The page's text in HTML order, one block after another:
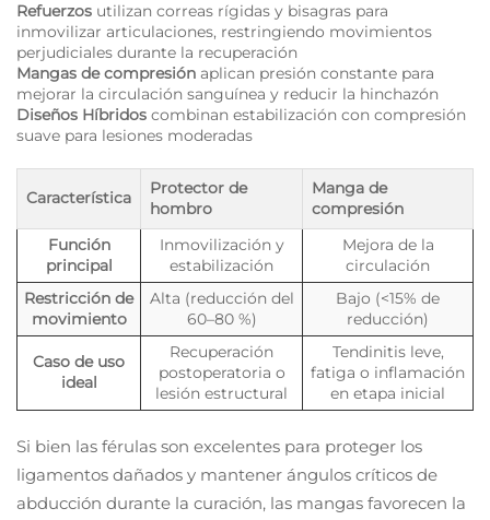
Refuerzos utilizan correas rígidas y bisagras para
inmovilizar articulaciones, restringiendo movimientos
perjudiciales durante la recuperación
Mangas de compresión aplican presión constante para
mejorar la circulación sanguínea y reducir la hinchazón
Diseños Híbridos combinan estabilización con compresión
suave para lesiones moderadas
Característica
Protector de
hombro
Manga de
compresión
Función
principal
Inmovilización y
estabilización
Mejora de la
circulación
Restricción de
movimiento
Alta (reducción del
60–80 %)
Bajo (<15% de
reducción)
Caso de uso
ideal
Recuperación
postoperatoria o
lesión estructural
Tendinitis leve,
fatiga o inflamación
en etapa inicial
Si bien las férulas son excelentes para proteger los
ligamentos dañados y mantener ángulos críticos de
abducción durante la curación, las mangas favorecen la